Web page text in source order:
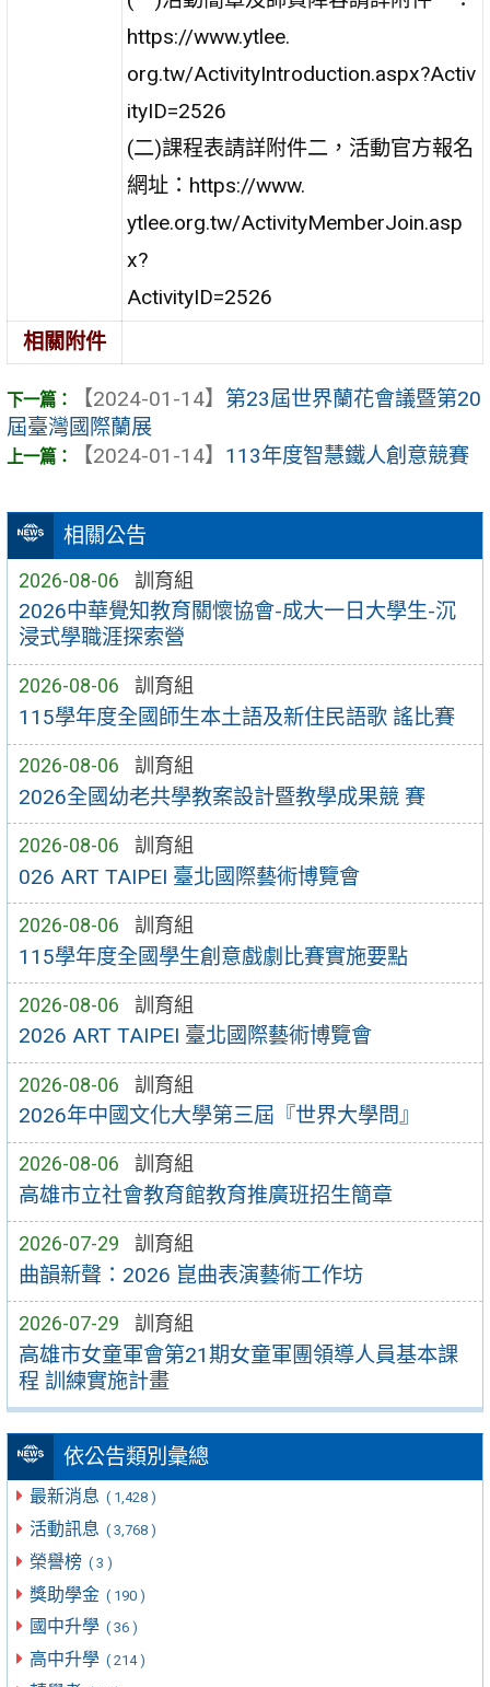
相關公告
2026-08-06 訓育組
2026中華覺知教育關懷協會-成大一日大學生-沉
浸式學職涯探索營
2026-08-06 訓育組
115學年度全國師生本土語及新住民語歌 謠比賽
2026-08-06 訓育組
2026全國幼老共學教案設計暨教學成果競 賽
2026-08-06 訓育組
026 ART TAIPEI 臺北國際藝術博覽會
2026-08-06 訓育組
115學年度全國學生創意戲劇比賽實施要點
2026-08-06 訓育組
2026 ART TAIPEI 臺北國際藝術博覽會
2026-08-06 訓育組
2026年中國文化大學第三屆『世界大學問』
2026-08-06 訓育組
高雄市立社會教育館教育推廣班招生簡章
2026-07-29 訓育組
曲韻新聲：2026 崑曲表演藝術工作坊
2026-07-29 訓育組
高雄市女童軍會第21期女童軍團領導人員基本課
程 訓練實施計畫
依公告類別彙總
最新消息 ( 1,428 )
活動訊息 ( 3,768 )
榮譽榜 ( 3 )
獎助學金 ( 190 )
國中升學 ( 36 )
高中升學 ( 214 )
https://www.ytlee.
org.tw/ActivityIntroduction.aspx?Activ
ityID=2526
(二)課程表請詳附件二，活動官方報名
網址：https://www.
ytlee.org.tw/ActivityMemberJoin.asp
x?
ActivityID=2526
相關附件
【2024-01-14】 第23屆世界蘭花會議暨第20
屆臺灣國際蘭展
【2024-01-14】 113年度智慧鐵人創意競賽